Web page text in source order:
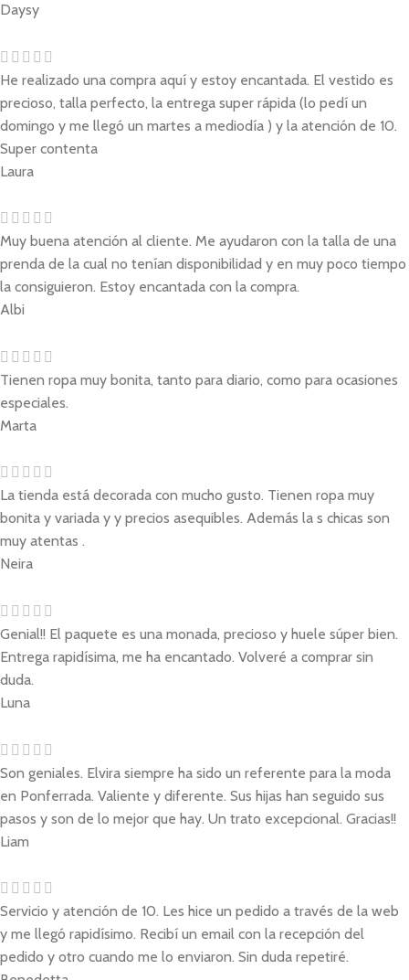
Daysy
He realizado una compra aquí y estoy encantada. El vestido es
precioso, talla perfecto, la entrega super rápida (lo pedí un
domingo y me llegó un martes a mediodía ) y la atención de 10.
Super contenta
Laura
Muy buena atención al cliente. Me ayudaron con la talla de una
prenda de la cual no tenían disponibilidad y en muy poco tiempo
la consiguieron. Estoy encantada con la compra.
Albi
Tienen ropa muy bonita, tanto para diario, como para ocasiones
especiales.
Marta
La tienda está decorada con mucho gusto. Tienen ropa muy
bonita y variada y y precios asequibles. Además la s chicas son
muy atentas .
Neira
Genial!! El paquete es una monada, precioso y huele súper bien.
Entrega rapidísima, me ha encantado. Volveré a comprar sin
duda.
Luna
Son geniales. Elvira siempre ha sido un referente para la moda
en Ponferrada. Valiente y diferente. Sus hijas han seguido sus
pasos y son de lo mejor que hay. Un trato excepcional. Gracias!!
Liam
Servicio y atención de 10. Les hice un pedido a través de la web
y me llegó rapidísimo. Recibí un email con la recepción del
pedido y otro cuando me lo enviaron. Sin duda repetiré.